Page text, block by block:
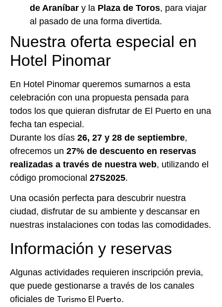
de Araníbar y la Plaza de Toros, para viajar
al pasado de una forma divertida.
Nuestra oferta especial en
Hotel Pinomar
En Hotel Pinomar queremos sumarnos a esta
celebración con una propuesta pensada para
todos los que quieran disfrutar de El Puerto en una
fecha tan especial.
Durante los días 26, 27 y 28 de septiembre,
ofrecemos un 27% de descuento en reservas
realizadas a través de nuestra web, utilizando el
código promocional 27S2025.
Una ocasión perfecta para descubrir nuestra
ciudad, disfrutar de su ambiente y descansar en
nuestras instalaciones con todas las comodidades.
Información y reservas
Algunas actividades requieren inscripción previa,
que puede gestionarse a través de los canales
oficiales de Turismo El Puerto.